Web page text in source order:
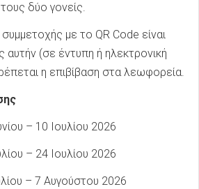
δύο γονείς.
με το QR Code είναι
(σε έντυπη ή ηλεκτρονική
η επιβίβαση στα λεωφορεία.
– 10 Ιουλίου 2026
– 24 Ιουλίου 2026
– 7 Αυγούστου 2026